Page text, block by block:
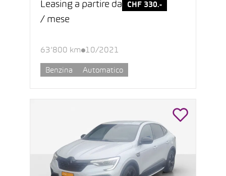
Leasing a partire da CHF 330.-
/ mese
63’800 km 10/2021
Benzina Automatico